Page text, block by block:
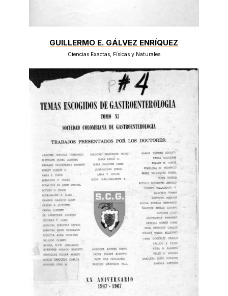
GUILLERMO E. GÁLVEZ ENRÍQUEZ
Ciencias Exactas, Físicas y Naturales